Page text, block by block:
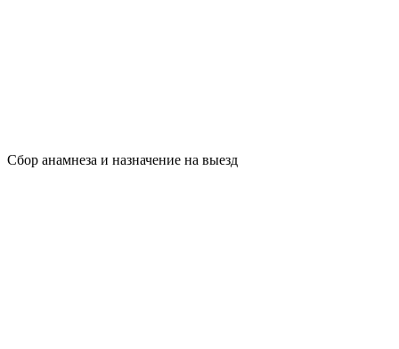
Сбор анамнеза и назначение на выезд